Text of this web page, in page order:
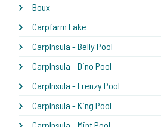
Boux
Carpfarm Lake
CarpInsula - Belly Pool
CarpInsula - Dino Pool
CarpInsula - Frenzy Pool
CarpInsula - King Pool